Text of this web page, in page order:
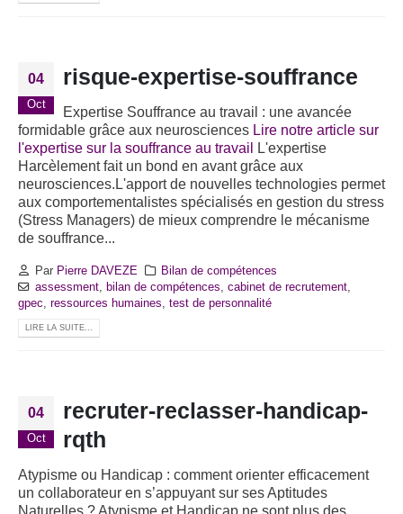
04
Oct
risque-expertise-souffrance
Expertise Souffrance au travail : une avancée
formidable grâce aux neurosciences Lire notre article sur
l'expertise sur la souffrance au travail
L'expertise
Harcèlement fait un bond en avant grâce aux
neurosciences.L'apport de nouvelles technologies permet
aux comportementalistes spécialisés en gestion du stress
(Stress Managers) de mieux comprendre le mécanisme
de souffrance...
Par Pierre DAVEZE
Bilan de compétences
assessment, bilan de compétences, cabinet de recrutement,
gpec, ressources humaines, test de personnalité
LIRE LA SUITE...
04
Oct
recruter-reclasser-handicap-
rqth
Atypisme ou Handicap : comment orienter efficacement
un collaborateur en s’appuyant sur ses Aptitudes
Naturelles ? Atypisme et Handicap ne sont plus des